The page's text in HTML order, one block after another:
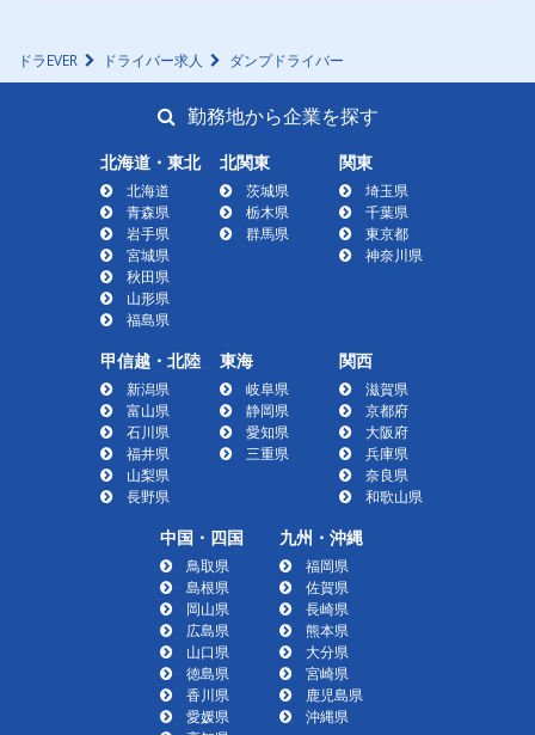
ドラEVER ドライバー求人 ダンプドライバー
勤務地から企業を探す
北海道・東北
北海道
青森県
岩手県
宮城県
秋田県
山形県
福島県
北関東
茨城県
栃木県
群馬県
関東
埼玉県
千葉県
東京都
神奈川県
甲信越・北陸
新潟県
富山県
石川県
福井県
山梨県
長野県
東海
岐阜県
静岡県
愛知県
三重県
関西
滋賀県
京都府
大阪府
兵庫県
奈良県
和歌山県
中国・四国
鳥取県
島根県
岡山県
広島県
山口県
徳島県
香川県
愛媛県
九州・沖縄
福岡県
佐賀県
長崎県
熊本県
大分県
宮崎県
鹿児島県
沖縄県